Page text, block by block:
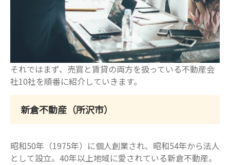
それではまず、売買と賃貸の両方を扱っている不動産会
社10社を順番に紹介していきます。
新倉不動産（所沢市）
昭和50年（1975年）に個人創業され、昭和54年から法人
として設立。40年以上地域に愛されている新倉不動産。